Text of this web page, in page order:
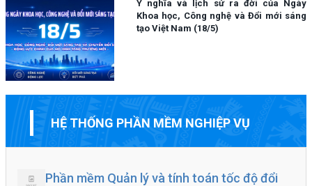
Ý nghĩa và lịch sử ra đời của Ngày
Khoa học, Công nghệ và Đổi mới sáng
tạo Việt Nam (18/5)
HỆ THỐNG PHẦN MỀM NGHIỆP VỤ
Phần mềm Quản lý và tính toán tốc độ đổi